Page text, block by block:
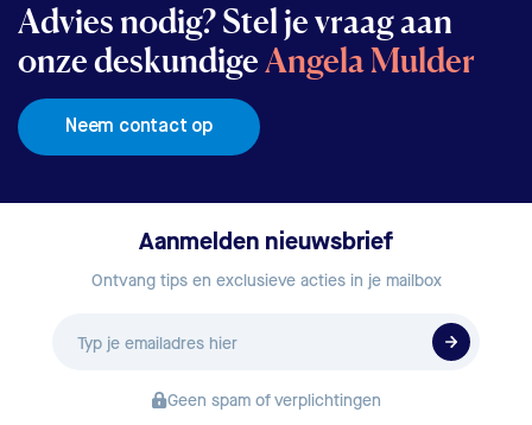
Advies nodig? Stel je vraag aan
onze deskundigeAngela Mulder
Neem contact op
Aanmelden nieuwsbrief
Ontvang tips en exclusieve acties in je mailbox
Geen spam of verplichtingen